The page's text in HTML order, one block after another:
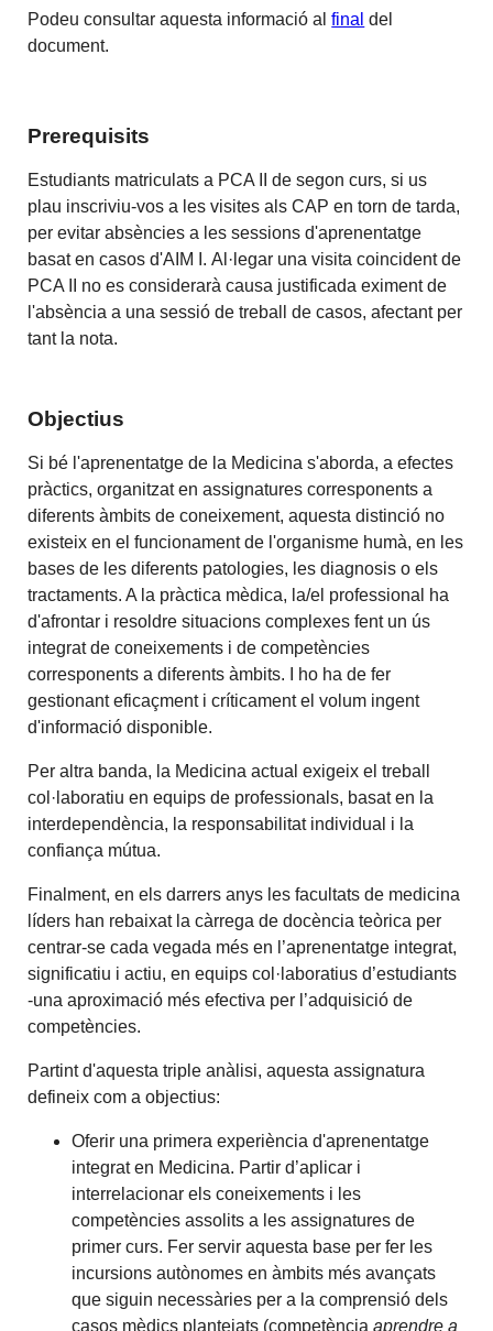
Podeu consultar aquesta informació alfinal del
document.
Prerequisits
Estudiants matriculats a PCA II de segon curs, si us
plau inscriviu-vos a les visites als CAP en torn de tarda,
per evitar absències a les sessions d'aprenentatge
basat en casos d'AIM I. Al·legar una visita coincident de
PCA II no es considerarà causa justificada eximent de
l'absència a una sessió de treball de casos, afectant per
tant la nota.
Objectius
Si bé l'aprenentatge de la Medicina s'aborda, a efectes
pràctics, organitzat en assignatures corresponents a
diferents àmbits de coneixement, aquesta distinció no
existeix en el funcionament de l'organisme humà, en les
bases de les diferents patologies, les diagnosis o els
tractaments. A la pràctica mèdica, la/el professional ha
d'afrontar i resoldre situacions complexes fent un ús
integrat de coneixements i de competències
corresponents a diferents àmbits. I ho ha de fer
gestionant eficaçment i críticament el volum ingent
d'informació disponible.
Per altra banda, la Medicina actual exigeix el treball
col·laboratiu en equips de professionals, basat en la
interdependència, la responsabilitat individual i la
confiança mútua.
Finalment, en els darrers anys les facultats de medicina
líders han rebaixat la càrrega de docència teòrica per
centrar-se cada vegada més en l’aprenentatge integrat,
significatiu i actiu, en equips col·laboratius d’estudiants
-una aproximació més efectiva per l’adquisició de
competències.
Partint d'aquesta triple anàlisi, aquesta assignatura
defineix com a objectius:
Oferir una primera experiència d'aprenentatge
integrat en Medicina. Partir d’aplicar i
interrelacionar els coneixements i les
competències assolits a les assignatures de
primer curs. Fer servir aquesta base per fer les
incursions autònomes en àmbits més avançats
que siguin necessàries per a la comprensió dels
casos mèdics plantejats (competènciaaprendre a